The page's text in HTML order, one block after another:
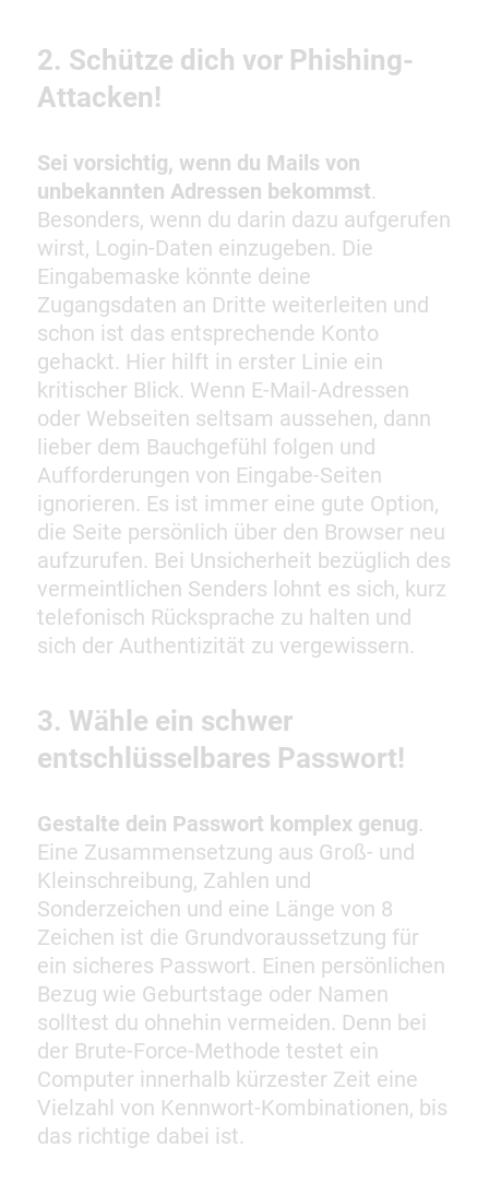
2. Schütze dich vor Phishing-
Attacken!
Sei vorsichtig, wenn du Mails von
unbekannten Adressen bekommst.
Besonders, wenn du darin dazu aufgerufen
wirst, Login-Daten einzugeben. Die
Eingabemaske könnte deine
Zugangsdaten an Dritte weiterleiten und
schon ist das entsprechende Konto
gehackt. Hier hilft in erster Linie ein
kritischer Blick. Wenn E-Mail-Adressen
oder Webseiten seltsam aussehen, dann
lieber dem Bauchgefühl folgen und
Aufforderungen von Eingabe-Seiten
ignorieren. Es ist immer eine gute Option,
die Seite persönlich über den Browser neu
aufzurufen. Bei Unsicherheit bezüglich des
vermeintlichen Senders lohnt es sich, kurz
telefonisch Rücksprache zu halten und
sich der Authentizität zu vergewissern.
3. Wähle ein schwer
entschlüsselbares Passwort!
Gestalte dein Passwort komplex genug.
Eine Zusammensetzung aus Groß- und
Kleinschreibung, Zahlen und
Sonderzeichen und eine Länge von 8
Zeichen ist die Grundvoraussetzung für
ein sicheres Passwort. Einen persönlichen
Bezug wie Geburtstage oder Namen
solltest du ohnehin vermeiden. Denn bei
der Brute-Force-Methode testet ein
Computer innerhalb kürzester Zeit eine
Vielzahl von Kennwort-Kombinationen, bis
das richtige dabei ist.